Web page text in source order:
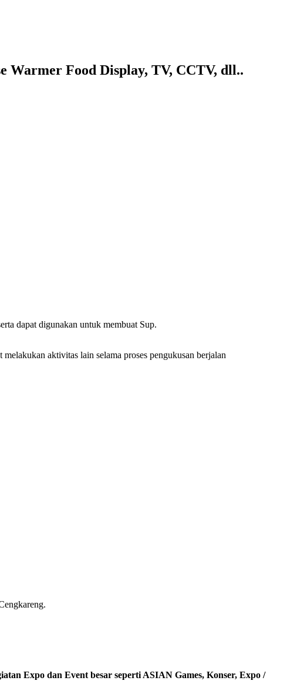
Warmer Food Display, TV, CCTV, dll..
dapat digunakan untuk membuat Sup.
aktivitas lain selama proses pengukusan berjalan
Expo dan Event besar seperti ASIAN Games, Konser, Expo /